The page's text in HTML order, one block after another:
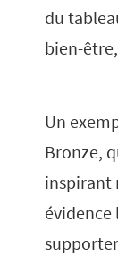
du
bien-
Un
Bronze,
inspirant
évidence